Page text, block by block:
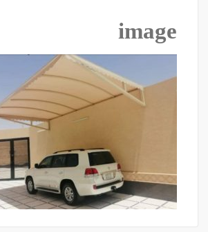
image